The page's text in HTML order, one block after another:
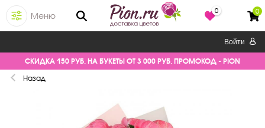
Меню
0 0
Войти
СКИДКА 150 РУБ. НА БУКЕТЫ ОТ 3 000 РУБ. ПРОМОКОД - PION
Назад